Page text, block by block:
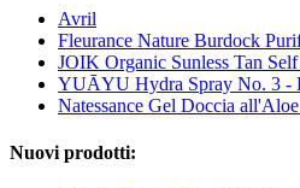
Avril
Fleurance Nature Burdock
JOIK Organic Sunless Tan
YUĀYU Hydra Spray No. 3 -
Natessance Gel Doccia
Nuovi prodotti: